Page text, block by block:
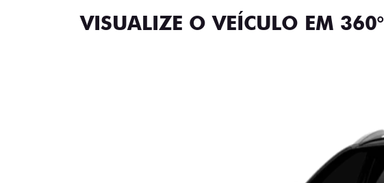
VISUALIZE O VEÍCULO EM 360°